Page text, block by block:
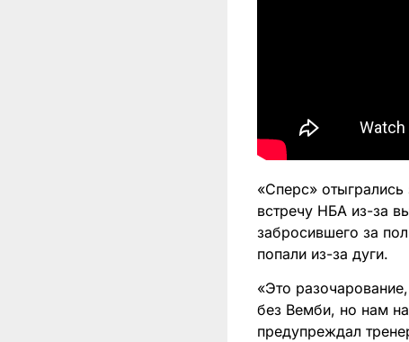
«Сперс» отыгрались
встречу НБА из-за
забросившего за
попали из-за дуги.
«Это
без Вемби, но нам
предупреждал